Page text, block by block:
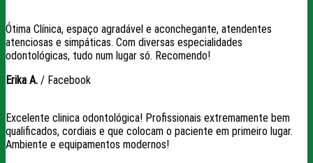
Ótima Clínica, espaço agradável e aconchegante, atendentes
atenciosas e simpáticas. Com diversas especialidades
odontológicas, tudo num lugar só. Recomendo!
Erika A. / Facebook
Excelente clinica odontológica! Profissionais extremamente bem
qualificados, cordiais e que colocam o paciente em primeiro lugar.
Ambiente e equipamentos modernos!